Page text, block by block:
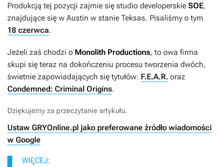
Produkcją tej pozycji zajmie się studio developerskie SOE,
znajdujące się w Austin w stanie Teksas. Pisaliśmy o tym
18 czerwca.
Jeżeli zaś chodzi o Monolith Productions, to owa firma
skupi się teraz na dokończeniu procesu tworzenia dwóch,
świetnie zapowiadających się tytułów: F.E.A.R. oraz
Condemned: Criminal Origins.
Dziękujemy za przeczytanie artykułu.
Ustaw GRYOnline.pl jako preferowane źródło wiadomości
w Google
WIĘCEJ: